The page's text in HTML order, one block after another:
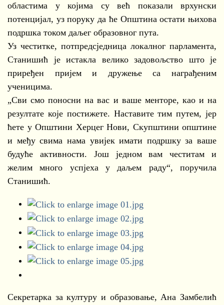
областима у којима су већ показали врхунски
потенцијал, уз поруку да ће Општина остати њихова
подршка током даљег образовног пута.
Уз честитке, потпредсједница локалног парламента,
Станишић је истакла велико задовољство што је
приређен пријем и дружење са награђеним
ученицима.
„Сви смо поносни на вас и ваше менторе, као и на
резултате које постижете. Наставите тим путем, јер
ћете у Општини Херцег Нови, Скупштини општине
и међу свима нама увијек имати подршку за ваше
будуће активности. Још једном вам честитам и
желим много успјеха у даљем раду“, поручила
Станишић.
Секретарка за културу и образовање, Ана Замбелић